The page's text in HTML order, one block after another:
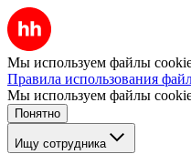
Мы используем файлы
Правила использования
Мы используем файлы
Понятно
Ищу сотрудника